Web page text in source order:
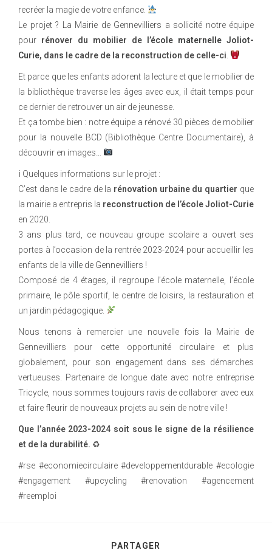
recréer la magie de votre enfance.
Le projet ? La Mairie de Gennevilliers a sollicité notre équipe
pour rénover du mobilier de
l’école maternelle Joliot-
Curie, dans le cadre de la reconstruction de celle-ci
Et parce que les enfants adorent la lecture et que le mobilier de
la bibliothèque traverse les âges avec eux, il était temps pour
ce dernier de retrouver un air de jeunesse.
Et ça tombe bien : notre équipe a rénové 30 pièces de mobilier
pour la nouvelle BCD (Bibliothèque Centre Documentaire), à
découvrir en images…
ℹ Quelques informations sur le projet :
C’est dans le cadre de la rénovation urbaine du quartier que
la mairie a entrepris la reconstruction de l’école Joliot-Curie
en 2020.
3 ans plus tard, ce nouveau groupe scolaire a ouvert ses
portes à l’occasion de la rentrée 2023-2024 pour accueillir les
enfants de la ville de Gennevilliers !
Composé de 4 étages, il regroupe l’école maternelle, l’école
primaire, le pôle sportif, le centre de loisirs, la restauration et
un jardin pédagogique.
Nous tenons à remercier une nouvelle fois la Mairie de
Gennevilliers pour cette opportunité circulaire et plus
globalement, pour son engagement dans ses démarches
vertueuses. Partenaire de longue date avec notre entreprise
Tricycle , nous sommes toujours ravis de collaborer avec eux
et faire fleurir de nouveaux projets au sein de notre ville !
Que l’année 2023-2024 soit sous le signe de la résilience
et de la durabilité. ♻
#rse #economiecirculaire #developpementdurable #ecologie
#engagement #upcycling #renovation #agencement
#reemploi
PARTAGER